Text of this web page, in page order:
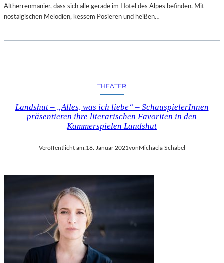
Altherrenmanier, dass sich alle gerade im Hotel des Alpes befinden. Mit
nostalgischen Melodien, kessem Posieren und heißen…
THEATER
Landshut – „Alles, was ich liebe“ – SchauspielerInnen
präsentieren ihre literarischen Favoriten in den
Kammerspielen Landshut
Veröffentlicht am:18. Januar 2021vonMichaela Schabel